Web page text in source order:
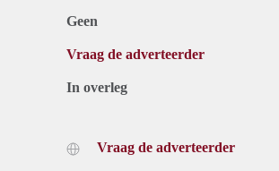
Geen
Vraag de adverteerder
In overleg
Vraag de adverteerder